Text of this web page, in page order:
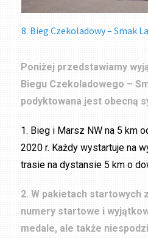
8. Bieg Czekoladowy – Smak
Poniżej przedstawiamy
Biegu Czekoladowego –
podyktowana jest obecną
1. Bieg i Marsz NW na 5 km
2020 r. Każdy wystartuje na
trasie na dystansie 5 km o
2. W pakietach startowych
numery startowe i
medale, ale także